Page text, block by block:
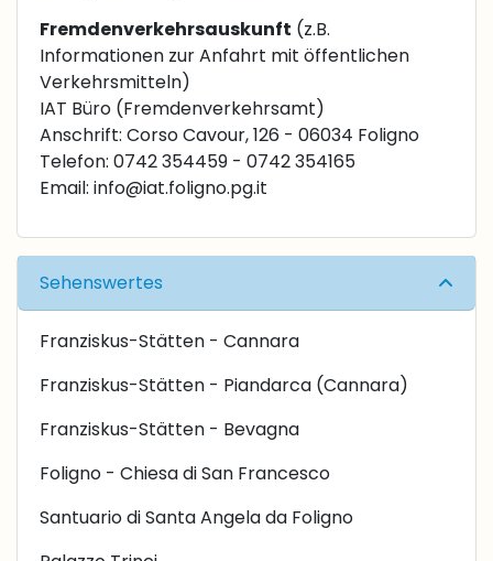
Fremdenverkehrsauskunft (z.B.
Informationen zur Anfahrt mit öffentlichen
Verkehrsmitteln)
IAT Büro (Fremdenverkehrsamt)
Anschrift: Corso Cavour, 126 - 06034 Foligno
Telefon: 0742 354459 - 0742 354165
Email: info@iat.foligno.pg.it
Sehenswertes
Franziskus-Stätten - Cannara
Franziskus-Stätten - Piandarca (Cannara)
Franziskus-Stätten - Bevagna
Foligno - Chiesa di San Francesco
Santuario di Santa Angela da Foligno